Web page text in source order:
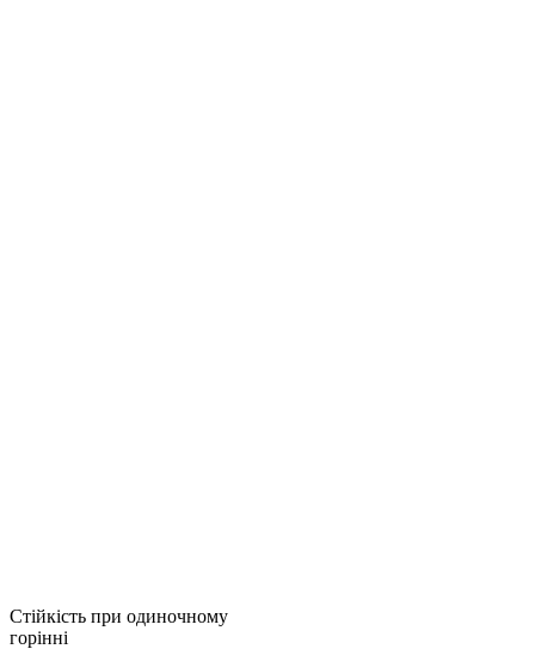
Стійкість при одиночному
горінні